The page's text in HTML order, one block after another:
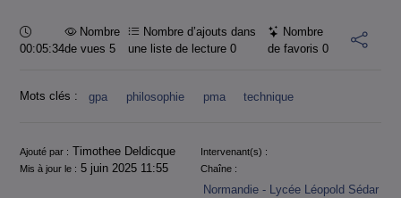
Durée :
00:05:34
Nombre
de vues 5
Nombre d’ajouts dans
une liste de lecture0
Nombre
de favoris 0
Mots clés : gpa philosophie pma technique
Informations
Ajouté par : Timothee Deldicque
Intervenant(s) :
Mis à jour le : 5 juin 2025 11:55 Chaîne :
Normandie - Lycée Léopold Sédar